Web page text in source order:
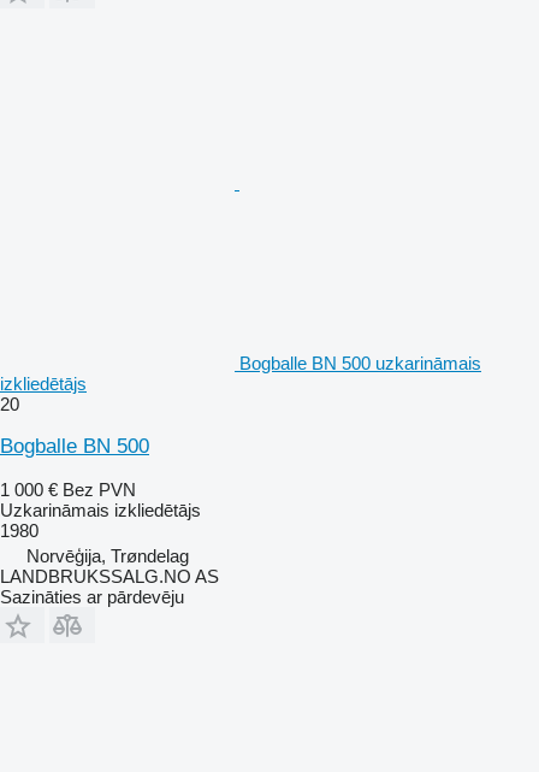
Bogballe BN 500 uzkarināmais
izkliedētājs
20
Bogballe BN 500
1 000 € Bez PVN
Uzkarināmais izkliedētājs
1980
Norvēģija, Trøndelag
LANDBRUKSSALG.NO AS
Sazināties ar pārdevēju